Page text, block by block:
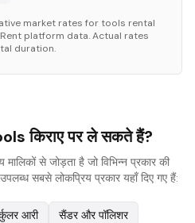
market rates fortools rental
platform data. Actual rates
duration.
किराए पर ले सकते हैं?
से जोड़ता है जो विभिन्न प्रकार की
सबसे लोकप्रिय प्रकार यहाँ दिए गए हैं:
आरी
सैंडर और पॉलिशर